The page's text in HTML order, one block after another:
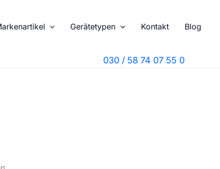
Gerätetypen Kontakt Blog
030 / 58 74 07 55 0